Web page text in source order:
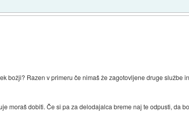
božji? Razen v primeru če nimaš že zagotovljene druge službe
moraš dobiti. Če si pa za delodajalca breme naj te odpusti, da